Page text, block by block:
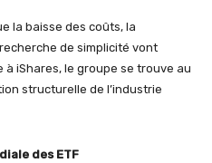
la baisse des coûts, la
de simplicité vont
iShares, le groupe se trouve au
structurelle de l’industrie
des ETF